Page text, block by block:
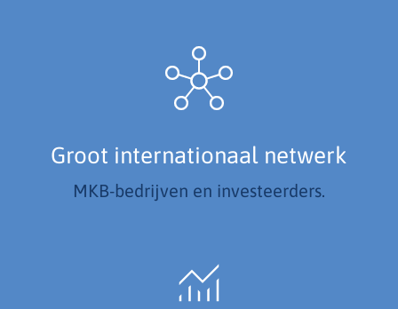
Groot internationaal netwerk
MKB-bedrijven en investeerders.